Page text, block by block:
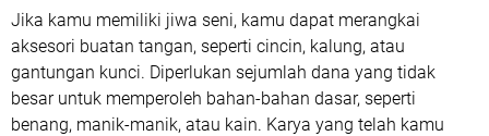
Jika kamu memiliki jiwa seni, kamu dapat merangkai
aksesori buatan tangan, seperti cincin, kalung, atau
gantungan kunci. Diperlukan sejumlah dana yang tidak
besar untuk memperoleh bahan-bahan dasar, seperti
benang, manik-manik, atau kain. Karya yang telah kamu